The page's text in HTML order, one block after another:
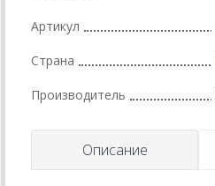
Артикул
Страна
Производитель
Описание